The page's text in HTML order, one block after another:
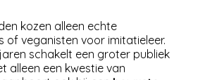
kozen alleen echte
of veganisten voor imitatieleer.
schakelt een groter publiek
alleen een kwestie van